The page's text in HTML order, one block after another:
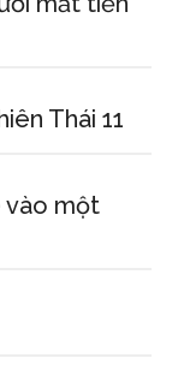
Thái 11
vào một